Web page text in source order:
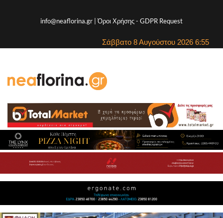
info@neaflorina.gr |Όροι Χρήσης- GDPR Request
Σάββατο 8 Αυγούστου 2026 6:55